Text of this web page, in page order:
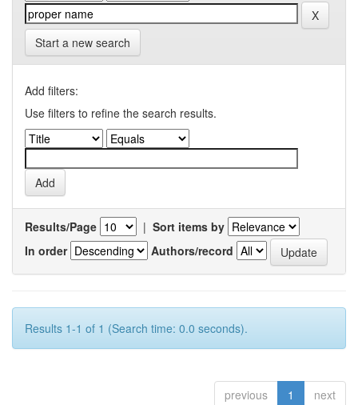
Start a new search
Add filters:
Use filters to refine the search results.
Results/Page | Sort items by
In order
Authors/record
Results 1-1 of 1 (Search time: 0.0 seconds).
previous 1 next